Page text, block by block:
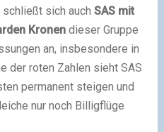
sich auch SAS mit
Kronendieser Gruppe
an, insbesondere in
der roten Zahlen sieht SAS
permanent steigen und
nur noch Billigflüge